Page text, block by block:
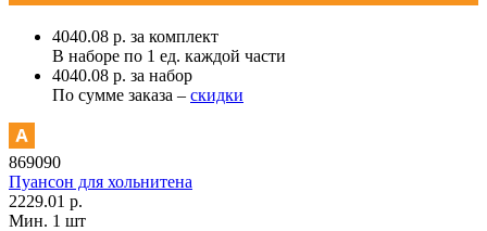
4040.08 р. за комплект
В наборе по 1 ед. каждой части
4040.08 р. за набор
По сумме заказа – скидки
869090
Пуансон для хольнитена
2229.01 р.
Мин. 1 шт